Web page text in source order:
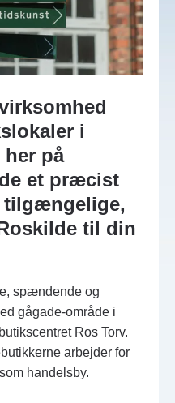
i
på
et præcist
tilgængelige,
til din
spændende og
gågade-område i
Ros Torv.
arbejder for
handelsby.